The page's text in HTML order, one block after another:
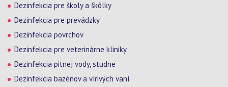
Dezinfekcia pre školy a škôlky
Dezinfekcia pre prevádzky
Dezinfekcia povrchov
Dezinfekcia pre veterinárne kliniky
Dezinfekcia pitnej vody, studne
Dezinfekcia bazénov a vírivých vaní